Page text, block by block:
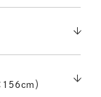
156cm）